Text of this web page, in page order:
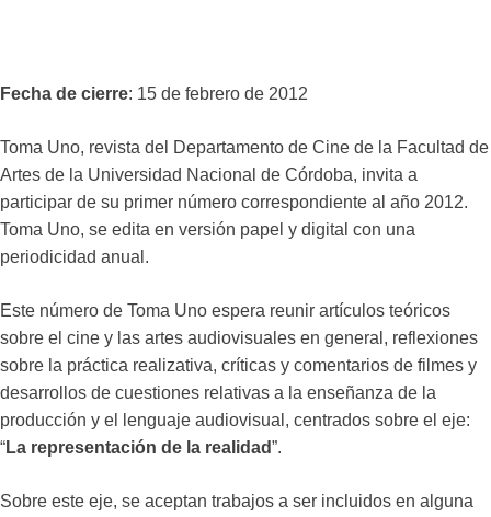
Fecha de cierre: 15 de febrero de 2012
Toma Uno, revista del Departamento de Cine de la Facultad de
Artes de la Universidad Nacional de Córdoba, invita a
participar de su primer número correspondiente al año 2012.
Toma Uno, se edita en versión papel y digital con una
periodicidad anual.
Este número de Toma Uno espera reunir artículos teóricos
sobre el cine y las artes audiovisuales en general, reflexiones
sobre la práctica realizativa, críticas y comentarios de filmes y
desarrollos de cuestiones relativas a la enseñanza de la
producción y el lenguaje audiovisual, centrados sobre el eje:
“La representación de la realidad”.
Sobre este eje, se aceptan trabajos a ser incluidos en alguna